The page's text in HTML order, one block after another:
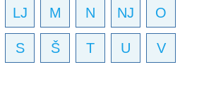
LJ M N NJ O
S Š T U V